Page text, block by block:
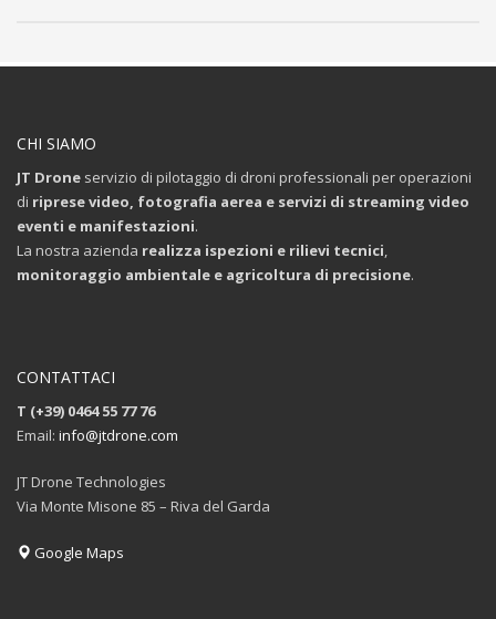
CHI SIAMO
JT Drone servizio di pilotaggio di droni professionali per operazioni
di riprese video, fotografia aerea e servizi di streaming video
eventi e manifestazioni.
La nostra azienda realizza ispezioni e rilievi tecnici,
monitoraggio ambientale e agricoltura di precisione.
CONTATTACI
T (+39) 0464 55 77 76
Email: info@jtdrone.com
JT Drone Technologies
Via Monte Misone 85 – Riva del Garda
Google Maps